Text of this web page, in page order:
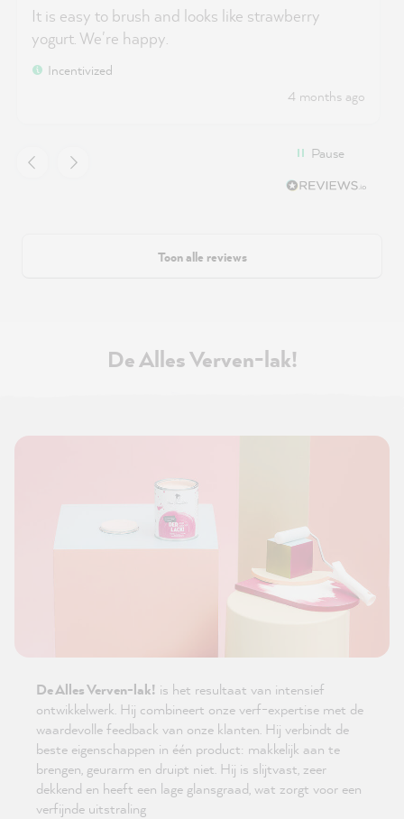
It is easy to brush and looks like strawberry
yogurt. We're happy.
Incentivized
4 months ago
Pause
Toon alle reviews
De Alles Verven-lak!
De Alles Verven-lak! is het resultaat van intensief
ontwikkelwerk. Hij combineert onze verf-expertise met de
waardevolle feedback van onze klanten. Hij verbindt de
beste eigenschappen in één product: makkelijk aan te
brengen, geurarm en druipt niet. Hij is slijtvast, zeer
dekkend en heeft een lage glansgraad, wat zorgt voor een
verfijnde uitstraling